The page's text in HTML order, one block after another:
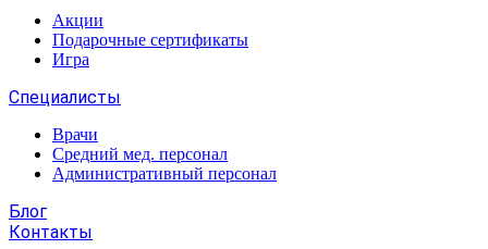
Акции
Подарочные сертификаты
Игра
Специалисты
Врачи
Средний мед. персонал
Административный персонал
Блог
Контакты